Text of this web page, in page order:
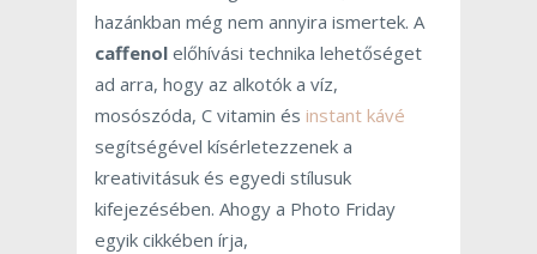
hazánkban még nem annyira ismertek. A
caffenol előhívási technika lehetőséget
ad arra, hogy az alkotók a víz,
mosószóda, C vitamin és instant kávé
segítségével kísérletezzenek a
kreativitásuk és egyedi stílusuk
kifejezésében. Ahogy a Photo Friday
egyik cikkében írja,